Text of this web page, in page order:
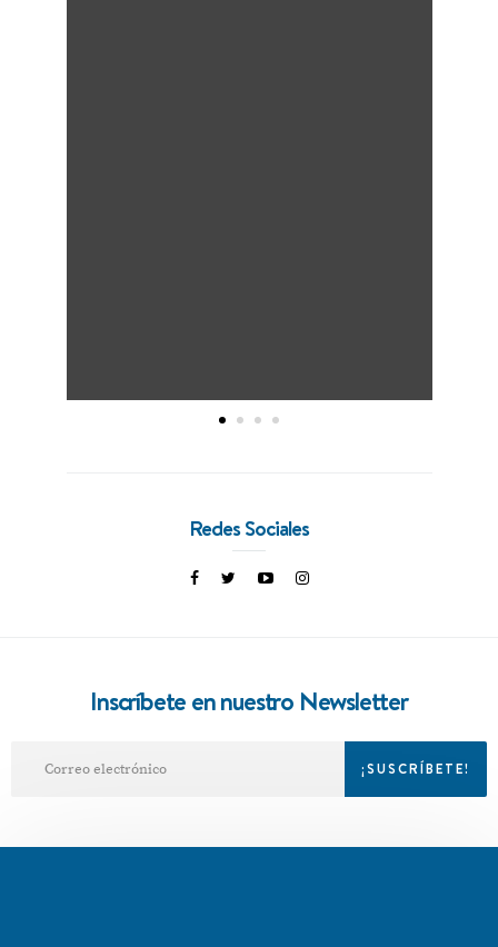
Redes Sociales
Inscríbete en nuestro Newsletter